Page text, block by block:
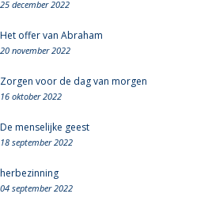
25 december 2022
Het offer van Abraham
20 november 2022
Zorgen voor de dag van morgen
16 oktober 2022
De menselijke geest
18 september 2022
herbezinning
04 september 2022